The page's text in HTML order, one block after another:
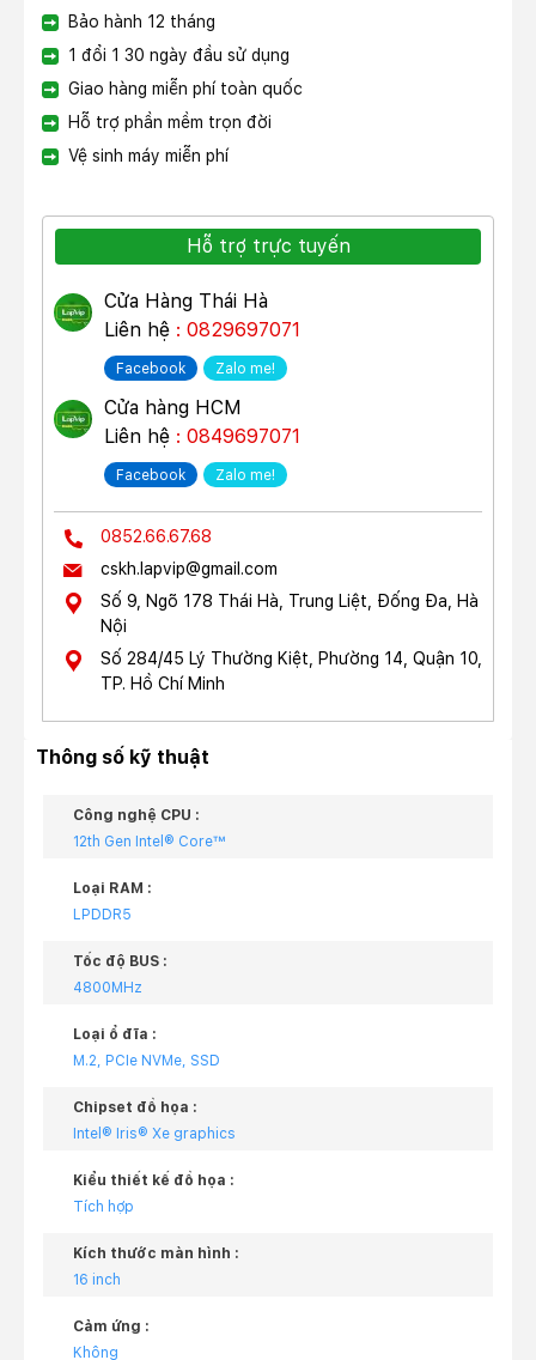
Bảo hành 12 tháng
1 đổi 1 30 ngày đầu sử dụng
Giao hàng miễn phí toàn quốc
Hỗ trợ phần mềm trọn đời
Vệ sinh máy miễn phí
Hỗ trợ trực tuyến
Cửa Hàng Thái Hà
Liên hệ : 0829697071
Facebook Zalo me!
Cửa hàng HCM
Liên hệ : 0849697071
Facebook Zalo me!
0852.66.67.68
cskh.lapvip@gmail.com
Số 9, Ngõ 178 Thái Hà, Trung Liệt, Đống Đa, Hà
Nội
Số 284/45 Lý Thường Kiệt, Phường 14, Quận 10,
TP. Hồ Chí Minh
Thông số kỹ thuật
Công nghệ CPU :
12th Gen Intel® Core™
Loại RAM :
LPDDR5
Tốc độ BUS :
4800MHz
Loại ổ đĩa :
M.2, PCIe NVMe, SSD
Chipset đồ họa :
Intel® Iris® Xe graphics
Kiểu thiết kế đồ họa :
Tích hợp
Kích thước màn hình :
16 inch
Cảm ứng :
Không